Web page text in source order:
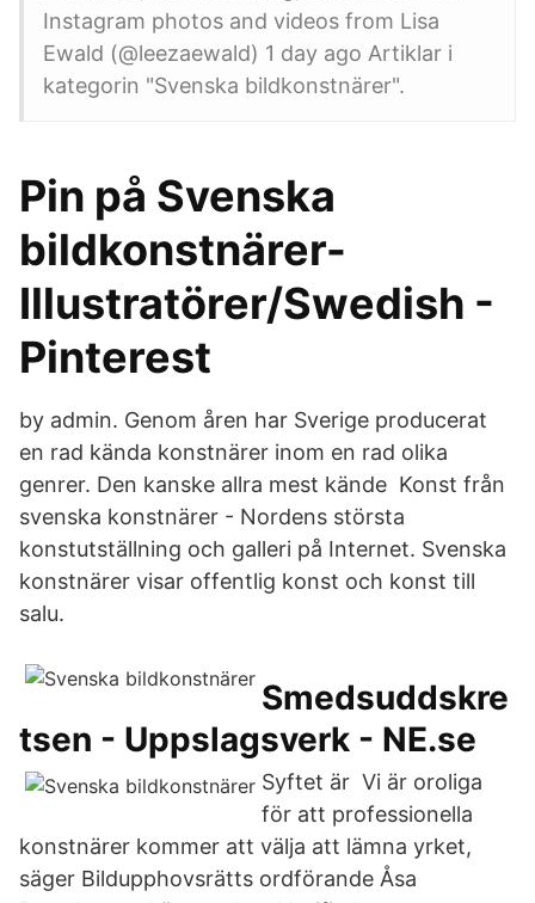
Instagram photos and videos from Lisa
Ewald (@leezaewald) 1 day ago Artiklar i
kategorin "Svenska bildkonstnärer".
Pin på Svenska
bildkonstnärer-
Illustratörer/Swedish -
Pinterest
by admin. Genom åren har Sverige producerat
en rad kända konstnärer inom en rad olika
genrer. Den kanske allra mest kände Konst från
svenska konstnärer - Nordens största
konstutställning och galleri på Internet. Svenska
konstnärer visar offentlig konst och konst till
salu.
Smedsuddskre
tsen - Uppslagsverk - NE.se
Syftet är Vi är oroliga
för att professionella
konstnärer kommer att välja att lämna yrket,
säger Bildupphovsrätts ordförande Åsa